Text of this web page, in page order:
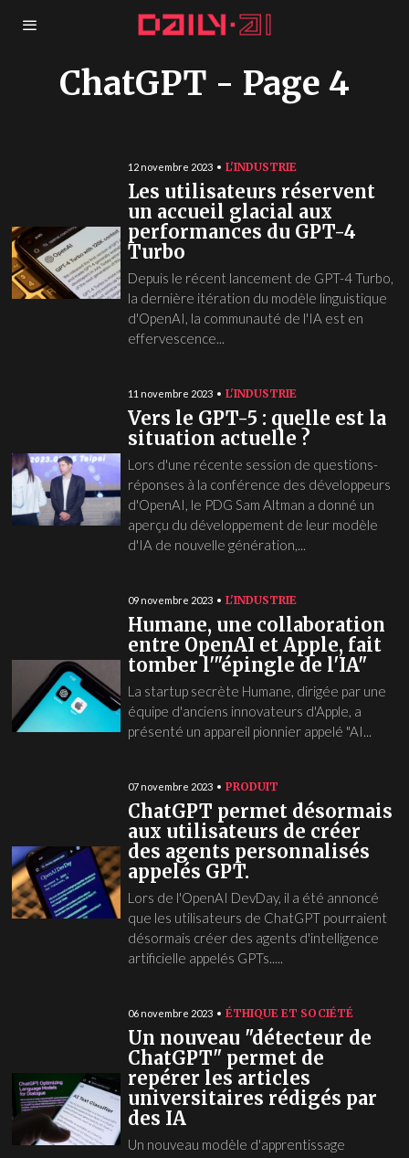
ChatGPT - Page 4
12 novembre 2023 L'INDUSTRIE
Les utilisateurs réservent
un accueil glacial aux
performances du GPT-4
Turbo
Depuis le récent lancement de GPT-4 Turbo,
la dernière itération du modèle linguistique
d'OpenAI, la communauté de l'IA est en
effervescence...
11 novembre 2023 L'INDUSTRIE
Vers le GPT-5 : quelle est la
situation actuelle ?
Lors d'une récente session de questions-
réponses à la conférence des développeurs
d'OpenAI, le PDG Sam Altman a donné un
aperçu du développement de leur modèle
d'IA de nouvelle génération,...
09 novembre 2023 L'INDUSTRIE
Humane, une collaboration
entre OpenAI et Apple, fait
tomber l'"épingle de l'IA"
La startup secrète Humane, dirigée par une
équipe d'anciens innovateurs d'Apple, a
présenté un appareil pionnier appelé "AI...
07 novembre 2023 PRODUIT
ChatGPT permet désormais
aux utilisateurs de créer
des agents personnalisés
appelés GPT.
Lors de l'OpenAI DevDay, il a été annoncé
que les utilisateurs de ChatGPT pourraient
désormais créer des agents d'intelligence
artificielle appelés GPTs.....
06 novembre 2023 ÉTHIQUE ET SOCIÉTÉ
Un nouveau "détecteur de
ChatGPT" permet de
repérer les articles
universitaires rédigés par
des IA
Un nouveau modèle d'apprentissage